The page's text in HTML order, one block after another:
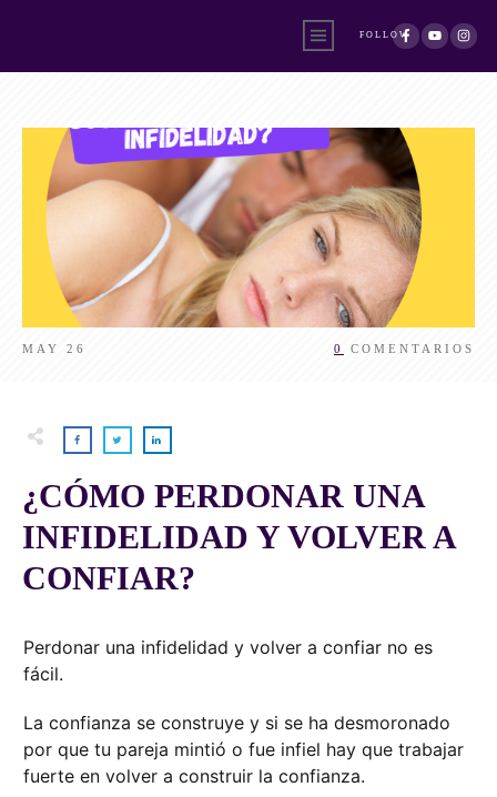
FOLLOW
MAY 26 0 COMENTARIOS
¿CÓMO PERDONAR UNA
INFIDELIDAD Y VOLVER A
CONFIAR?
Perdonar una infidelidad y volver a confiar no es
fácil.
La confianza se construye y si se ha desmoronado
por que tu pareja mintió o fue infiel hay que trabajar
fuerte en volver a construir la confianza.